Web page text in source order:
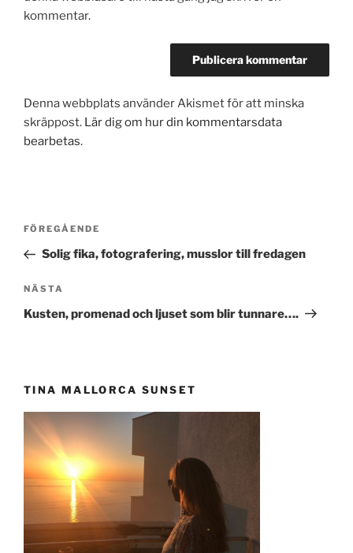
kommentar.
Denna webbplats använder Akismet för att minska
skräppost. Lär dig om hur din kommentarsdata
bearbetas.
Inläggsnavigering
Föregående
inlägg
FÖREGÅENDE
Solig fika, fotografering, musslor till fredagen
Nästa
inlägg
NÄSTA
Kusten, promenad och ljuset som blir tunnare….
TINA MALLORCA SUNSET